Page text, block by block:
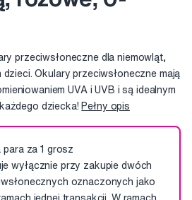
przeciwsłoneczne dla niemowląt,
Okulary przeciwsłoneczne mają
UVA i UVB i są idealnym
dziecka! Pełny opis
za 1 grosz
wyłącznie przy zakupie dwóch
oznaczonych jako
jednej transakcji. W ramach